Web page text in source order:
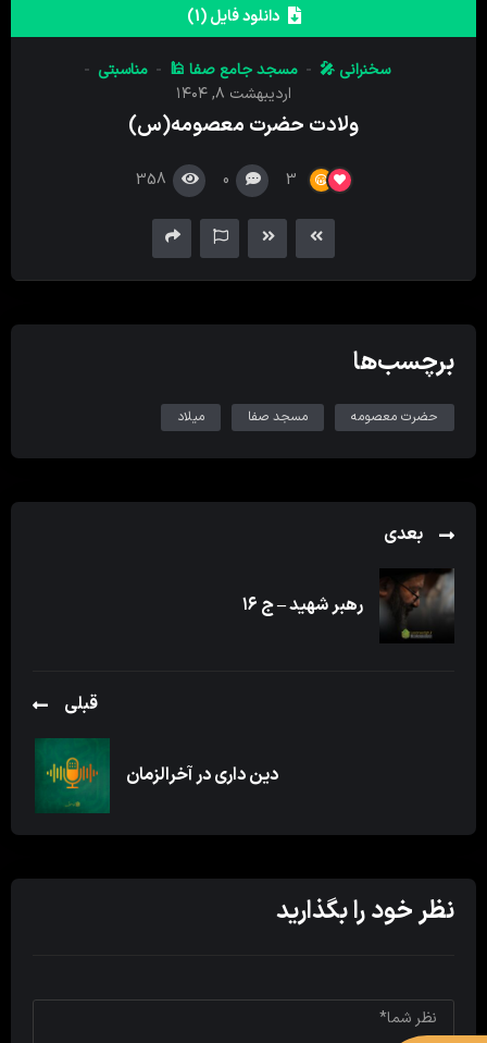
صدا
دانلود فایل (1)
سخنرانی 🎤 مسجد جامع صفا 🕌
مناسبتی
اردیبهشت ۸, ۱۴۰۴
ولادت حضرت معصومه(س)
3
0
358
برچسب‌ها
حضرت معصومه مسجد صفا میلاد
بعدی
رهبر شهید – ج ۱۶
قبلی
دین داری در آخرالزمان
نظر خود را بگذارید